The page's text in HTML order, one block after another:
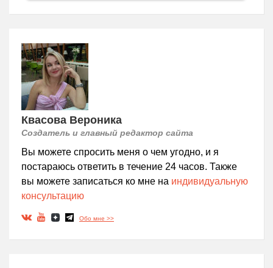
Квасова Вероника
Создатель и главный редактор сайта
Вы можете спросить меня о чем угодно, и я
постараюсь ответить в течение 24 часов. Также
вы можете записаться ко мне на индивидуальную
консультацию
Обо мне >>